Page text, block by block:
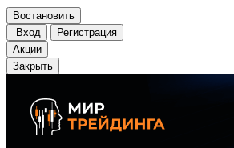
Вход
Регистрация
Акции
Закрыть